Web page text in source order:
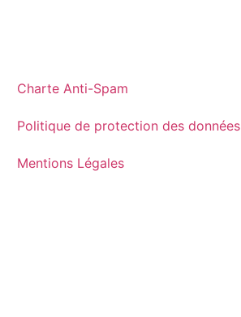
Charte Anti-Spam
Politique de protection des données
Mentions Légales